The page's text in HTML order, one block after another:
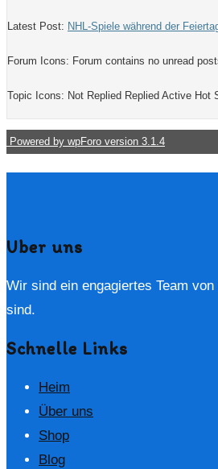
Latest Post: NHL-Spiele während der
Forum Icons: Forum contains no unread
Topic Icons: Not Replied Replied Active Hot
Powered by wpForo version 3.1.4
Uber uns
Wir sind ein engagiertes Team
sind.
Schnelle Links
Heim
Über uns
Shop
Blog